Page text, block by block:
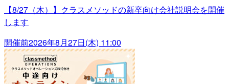
【8/27（木）】クラスメソッドの新卒向け会社説明会を開催
します
開催前2026年8月27日(木) 11:00